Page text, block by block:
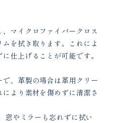
マイクロファイバークロス
を拭き取ります。これによ
仕上げることが可能です。
、革製の場合は革用クリー
より素材を傷めずに清潔さ
窓やミラーも忘れずに拭い